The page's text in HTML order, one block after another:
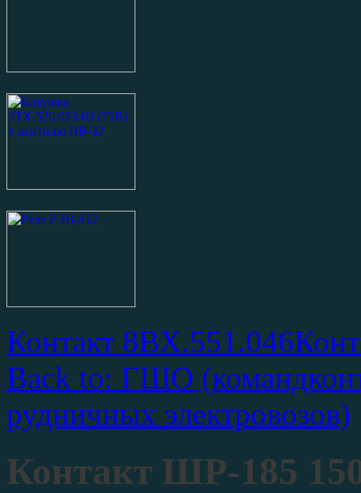
Контакт 8ВХ.551.046
Back to: ГШО
рудничных электровозов)
Контакт ШР-185